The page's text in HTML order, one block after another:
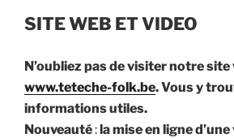
SITE WEB ET VIDEO
N’oubliez pas de visiter notre site
www.teteche-folk.be. Vous y
informations utiles.
Nouveauté:la mise en ligne d’une